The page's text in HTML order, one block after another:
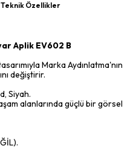
Teknik Özellikler
Aplik EV602 B
Marka Aydınlatma'nın
değiştirir.
Siyah.
alanlarında güçlü bir görsel